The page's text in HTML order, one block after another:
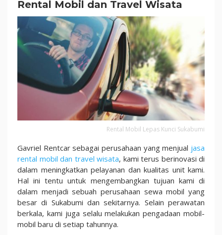
Rental Mobil dan Travel Wisata
Rental Mobil Lepas Kunci Sukabumi
Gavriel Rentcar sebagai perusahaan yang menjual jasa
rental mobil dan travel wisata, kami terus berinovasi di
dalam meningkatkan pelayanan dan kualitas unit kami.
Hal ini tentu untuk mengembangkan tujuan kami di
dalam menjadi sebuah perusahaan sewa mobil yang
besar di Sukabumi dan sekitarnya. Selain perawatan
berkala, kami juga selalu melakukan pengadaan mobil-
mobil baru di setiap tahunnya.